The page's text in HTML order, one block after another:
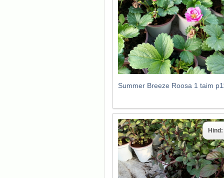
Summer Breeze Roosa 1 taim
Hind: